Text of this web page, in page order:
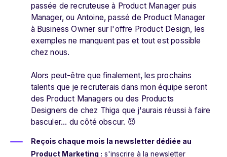
passée de recruteuse à Product Manager puis
Manager, ou Antoine, passé de Product Manager
à Business Owner sur l'offre Product Design, les
exemples ne manquent pas et tout est possible
chez nous.
Alors peut-être que finalement, les prochains
talents que je recruterais dans mon équipe seront
des Product Managers ou des Products
Designers de chez Thiga que j'aurais réussi à faire
basculer... du côté obscur. 😈
Reçois chaque mois la newsletter dédiée au
Product Marketing : s'inscrire à la newsletter